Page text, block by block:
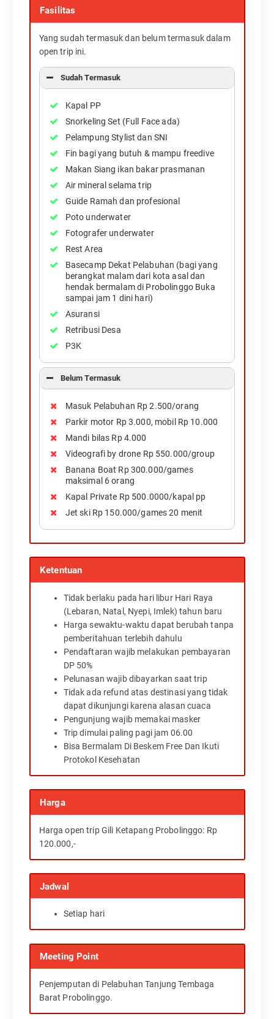
Fasilitas
Yang sudah termasuk dan belum termasuk dalam
open trip ini.
Sudah Termasuk
Kapal PP
Snorkeling Set (Full Face ada)
Pelampung Stylist dan SNI
Fin bagi yang butuh & mampu freedive
Makan Siang ikan bakar prasmanan
Air mineral selama trip
Guide Ramah dan profesional
Poto underwater
Fotografer underwater
Rest Area
Basecamp Dekat Pelabuhan (bagi yang
berangkat malam dari kota asal dan
hendak bermalam di Probolinggo Buka
sampai jam 1 dini hari)
Asuransi
Retribusi Desa
P3K
Belum Termasuk
Masuk Pelabuhan Rp 2.500/orang
Parkir motor Rp 3.000, mobil Rp 10.000
Mandi bilas Rp 4.000
Videografi by drone Rp 550.000/group
Banana Boat Rp 300.000/games
maksimal 6 orang
Kapal Private Rp 500.0000/kapal pp
Jet ski Rp 150.000/games 20 menit
Ketentuan
Tidak berlaku pada hari libur Hari Raya
(Lebaran, Natal, Nyepi, Imlek) tahun baru
Harga sewaktu-waktu dapat berubah tanpa
pemberitahuan terlebih dahulu
Pendaftaran wajib melakukan pembayaran
DP 50%
Pelunasan wajib dibayarkan saat trip
Tidak ada refund atas destinasi yang tidak
dapat dikunjungi karena alasan cuaca
Pengunjung wajib memakai masker
Trip dimulai paling pagi jam 06.00
Bisa Bermalam Di Beskem Free Dan Ikuti
Protokol Kesehatan
Harga
Harga open trip Gili Ketapang Probolinggo: Rp
120.000,-
Jadwal
Setiap hari
Meeting Point
Penjemputan di Pelabuhan Tanjung Tembaga
Barat Probolinggo.